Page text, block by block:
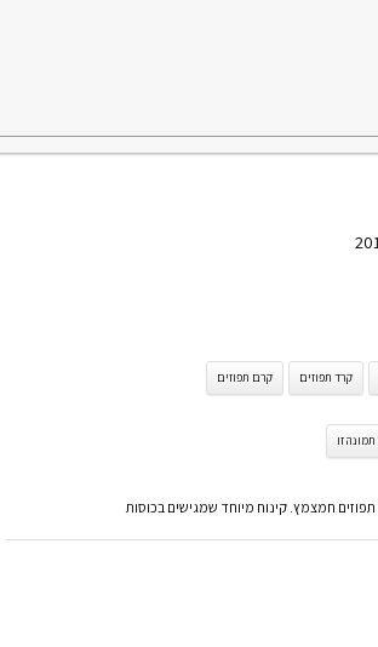
קרד תפוזים קרם תפוזים
חמצמץ. קינוח מיוחד שמגישים בכוסות